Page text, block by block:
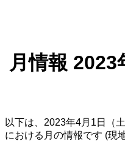
月情報
以下は、2023年4月1日（
における月の情報です (現